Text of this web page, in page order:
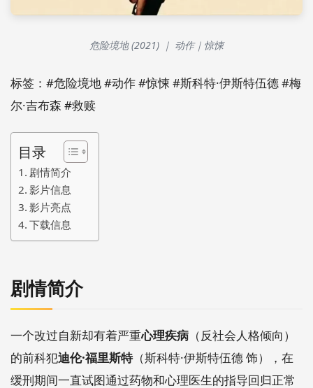
危险境地 (2021) ｜ 动作｜惊悚
标签：#危险境地 #动作 #惊悚 #斯科特·伊斯特伍德 #梅
尔·吉布森 #救赎
目录
剧情简介
影片信息
影片亮点
下载信息
剧情简介
一个改过自新却有着严重心理疾病 （反社会人格倾向）
的前科犯迪伦·福里斯特（斯科特·伊斯特伍德 饰），在
缓刑期间一直试图通过药物和心理医生的指导回归正常